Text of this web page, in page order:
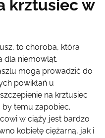
krztusiec w
to choroba, która
dla niemowląt.
mogą prowadzić do
powikłań u
na krztusiec
temu zapobiec.
w ciąży jest bardzo
kobietę ciężarną, jak i